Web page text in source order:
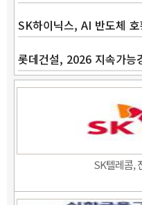
SK하이닉스, AI 반도체
롯데건설, 2026 지속가
SK텔레콤,